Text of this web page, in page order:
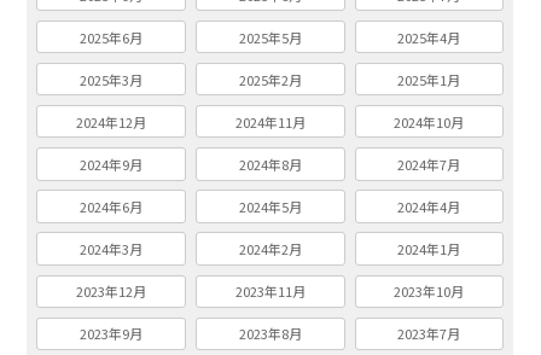
2025年6月 2025年5月 2025年4月
2025年3月 2025年2月 2025年1月
2024年12月 2024年11月 2024年10月
2024年9月 2024年8月 2024年7月
2024年6月 2024年5月 2024年4月
2024年3月 2024年2月 2024年1月
2023年12月 2023年11月 2023年10月
2023年9月 2023年8月 2023年7月